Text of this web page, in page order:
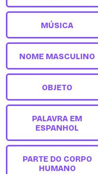
MÚSICA
NOME MASCULINO
OBJETO
PALAVRA EM
ESPANHOL
PARTE DO CORPO
HUMANO